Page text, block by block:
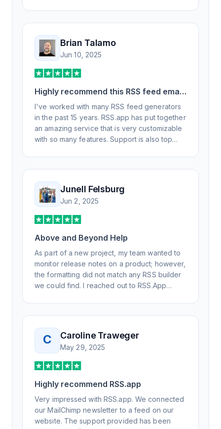
Brian Talamo
Jun 10, 2025
Highly recommend this RSS feed email
/ widget generator service.
I've worked with many RSS feed generators
in the past 15 years. RSS.app has put together
an amazing service that is very customizable
with so many features. Support is also top
professionally. Highly recommend for all your
RSS feed needs. Our trucking news hub
website couldn't work without it. Thank you.
Junell Felsburg
Jun 2, 2025
Above and Beyond Help
As part of a new project, my team wanted to
monitor release notes on a product; however,
the formatting did not match any RSS builder
we could find. I reached out to RSS.App
day, but I spoke to someone who was
knowledgeable, kind, and clearly wanted to
understand the issue. It has been a few
weeks, but after many revisions and direct
support, all of my release notes are in a way
that my users understand and find value in.
Honestly, it has been an exceptional
know to RSS.app for their RSS needs.
C Caroline Traweger
May 29, 2025
Highly recommend RSS.app
Very impressed with RSS.app. We connected
our MailChimp newsletter to a feed on our
website. The support provided has been